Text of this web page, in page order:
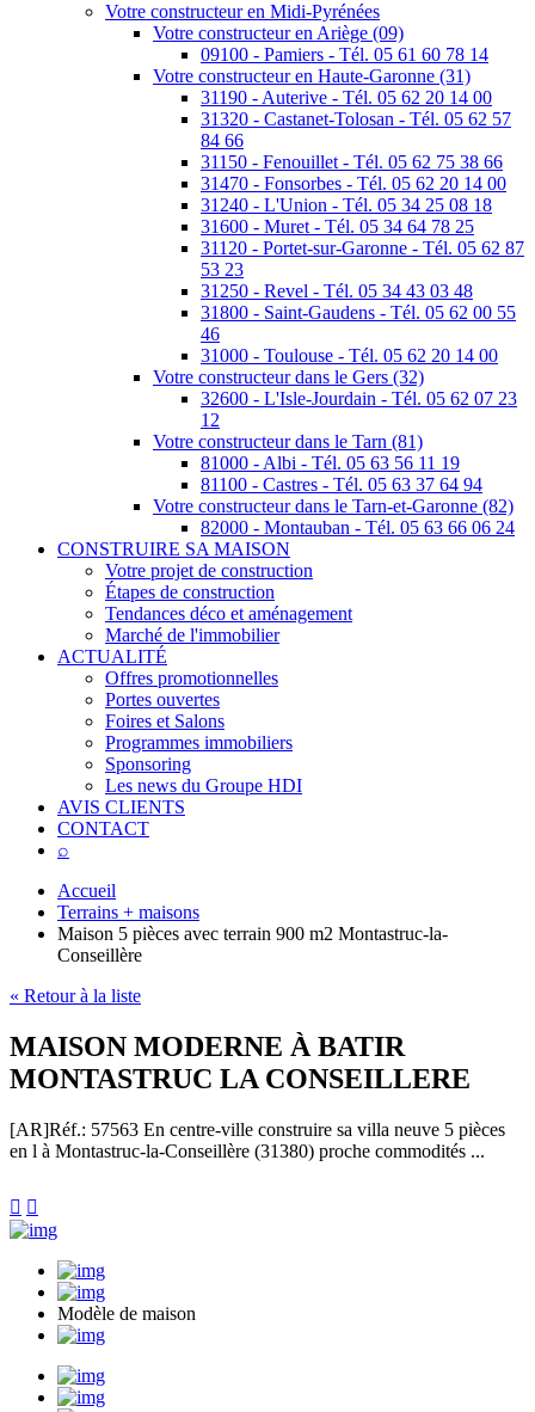
Votre constructeur en Midi-Pyrénées
Votre constructeur en Ariège (09)
09100 - Pamiers - Tél. 05 61 60 78 14
Votre constructeur en Haute-Garonne (31)
31190 - Auterive - Tél. 05 62 20 14 00
31320 - Castanet-Tolosan - Tél. 05 62 57
84 66
31150 - Fenouillet - Tél. 05 62 75 38 66
31470 - Fonsorbes - Tél. 05 62 20 14 00
31240 - L'Union - Tél. 05 34 25 08 18
31600 - Muret - Tél. 05 34 64 78 25
31120 - Portet-sur-Garonne - Tél. 05 62 87
53 23
31250 - Revel - Tél. 05 34 43 03 48
31800 - Saint-Gaudens - Tél. 05 62 00 55
46
31000 - Toulouse - Tél. 05 62 20 14 00
Votre constructeur dans le Gers (32)
32600 - L'Isle-Jourdain - Tél. 05 62 07 23
12
Votre constructeur dans le Tarn (81)
81000 - Albi - Tél. 05 63 56 11 19
81100 - Castres - Tél. 05 63 37 64 94
Votre constructeur dans le Tarn-et-Garonne (82)
82000 - Montauban - Tél. 05 63 66 06 24
CONSTRUIRE SA MAISON
Votre projet de construction
Étapes de construction
Tendances déco et aménagement
Marché de l'immobilier
ACTUALITÉ
Offres promotionnelles
Portes ouvertes
Foires et Salons
Programmes immobiliers
Sponsoring
Les news du Groupe HDI
AVIS CLIENTS
CONTACT
⌕
Accueil
Terrains + maisons
Maison 5 pièces avec terrain 900 m2 Montastruc-la-
Conseillère
« Retour à la liste
MAISON MODERNE À BATIR
MONTASTRUC LA CONSEILLERE
[AR]Réf.: 57563 En centre-ville construire sa villa neuve 5 pièces
en l à Montastruc-la-Conseillère (31380) proche commodités ...
 
Modèle de maison